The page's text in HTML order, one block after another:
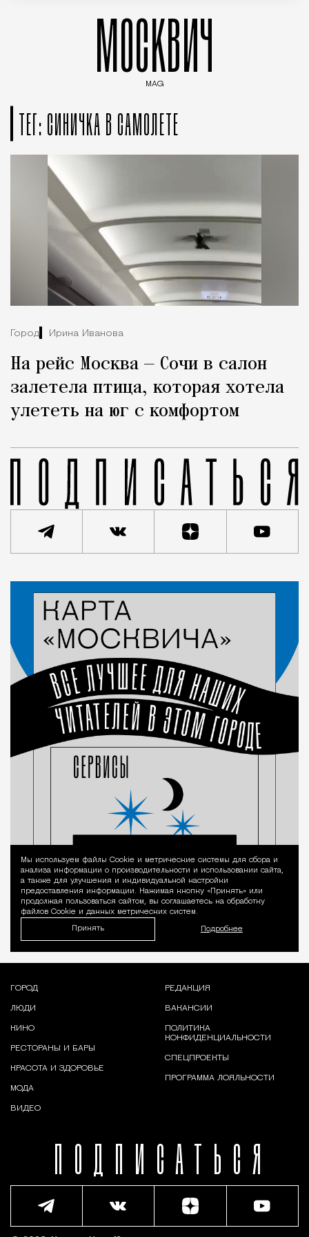
МОСКВИЧ
MAG
ТЕГ: СИНИЧКА В САМОЛЕТЕ
Город Ирина Иванова
На рейс Москва — Сочи в салон
залетела птица, которая хотела
улететь на юг с комфортом
Уведомление
Мы используем файлы Сookie и метрические системы для сбора и
анализа информации о производительности и использовании сайта,
а также для улучшения и индивидуальной настройки
предоставления информации. Нажимая кнопку «Принять» или
продолжая пользоваться сайтом, вы соглашаетесь на обработку
файлов Cookie и данных метрических систем.
Принять Подробнее
ПОДПИСАТЬСЯ
ГОРОД
ЛЮДИ
КИНО
РЕСТОРАНЫ И БАРЫ
КРАСОТА И ЗДОРОВЬЕ
МОДА
ВИДЕО
РЕДАКЦИЯ
ВАКАНСИИ
ПОЛИТИКА
КОНФИДЕНЦИАЛЬНОСТИ
СПЕЦПРОЕКТЫ
ПРОГРАММА ЛОЯЛЬНОСТИ